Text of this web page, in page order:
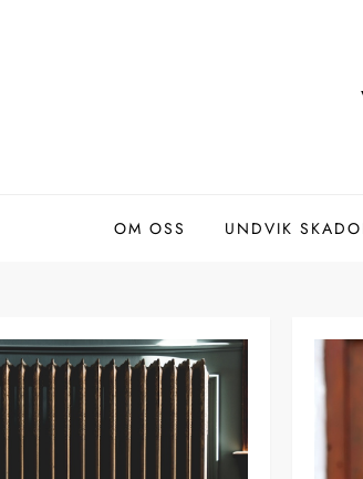
OM OSS UNDVIK